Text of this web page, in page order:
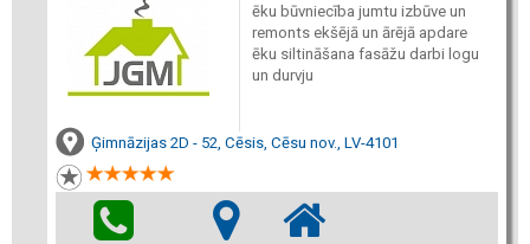
ēku būvniecība jumtu izbūve un
remonts ekšējā un ārējā apdare
ēku siltināšana fasāžu darbi logu
un durvju
Ģimnāzijas 2D - 52, Cēsis, Cēsu nov., LV-4101